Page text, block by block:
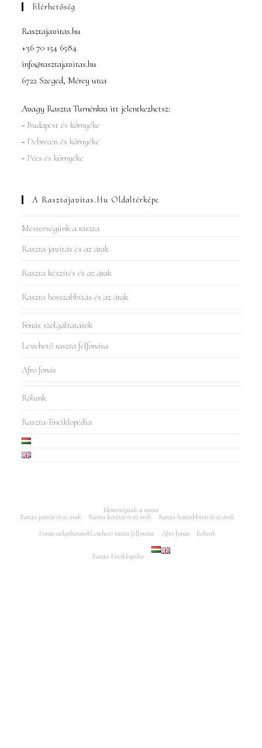
Elérhetőség
Rasztajavitas.hu
+36 70 154 6584
info@rasztajavitas.hu
6722 Szeged, Mérey utca
Avagy Raszta Turnénkra itt jelentkezhetsz:
- Budapest és környéke
- Debrecen és környéke
- Pécs és környéke
A Rasztajavitas.hu Oldaltérképe
Mesterségünk a raszta
Raszta javítás és az árak
Raszta készítés és az árak
Raszta hosszabbítás és az árak
Fonás szolgáltatások
Levehető raszta felfonása
Afro fonás
Rólunk
Raszta-Enciklopédia
Mesterségünk a raszta
Raszta javítás és az árak
Raszta készítés és az árak
Raszta hosszabbítás és az árak
Fonás szolgáltatásokLevehető raszta felfonása Afro fonás Rólunk
Raszta-Enciklopédia